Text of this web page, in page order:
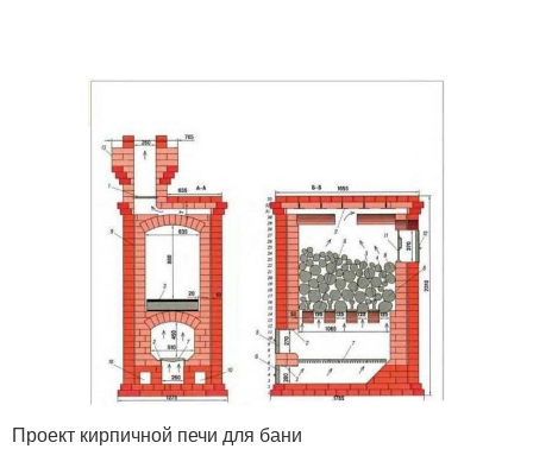
Проект кирпичной печи для бани